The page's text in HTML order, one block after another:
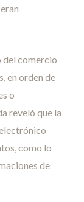
del comercio
en orden de
o
reveló que la
como lo
de